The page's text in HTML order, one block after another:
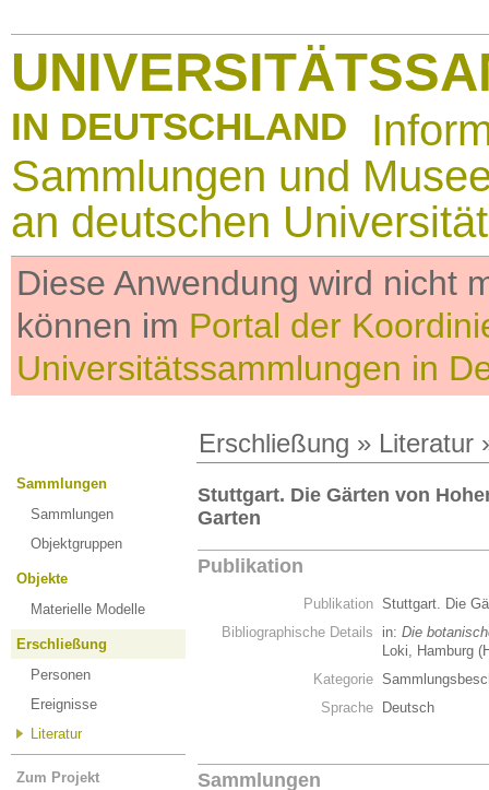
IN DEUTSCHLAND
Sammlungen und
an deutschen
Diese Anwendung wird nicht
können im Portal der
Universitätssammlungen in
Erschließung » Literatur
Sammlungen
Sammlungen
Objektgruppen
Objekte
Materielle Modelle
Erschließung
Personen
Ereignisse
Literatur
Zum Projekt
Stuttgart. Die Gärten von
Garten
Publikation
Publikation Stuttgart. Die
Bibliographische Details
in: Die
Loki, Hamburg
Kategorie
Sprache
Deutsch
Sammlungen